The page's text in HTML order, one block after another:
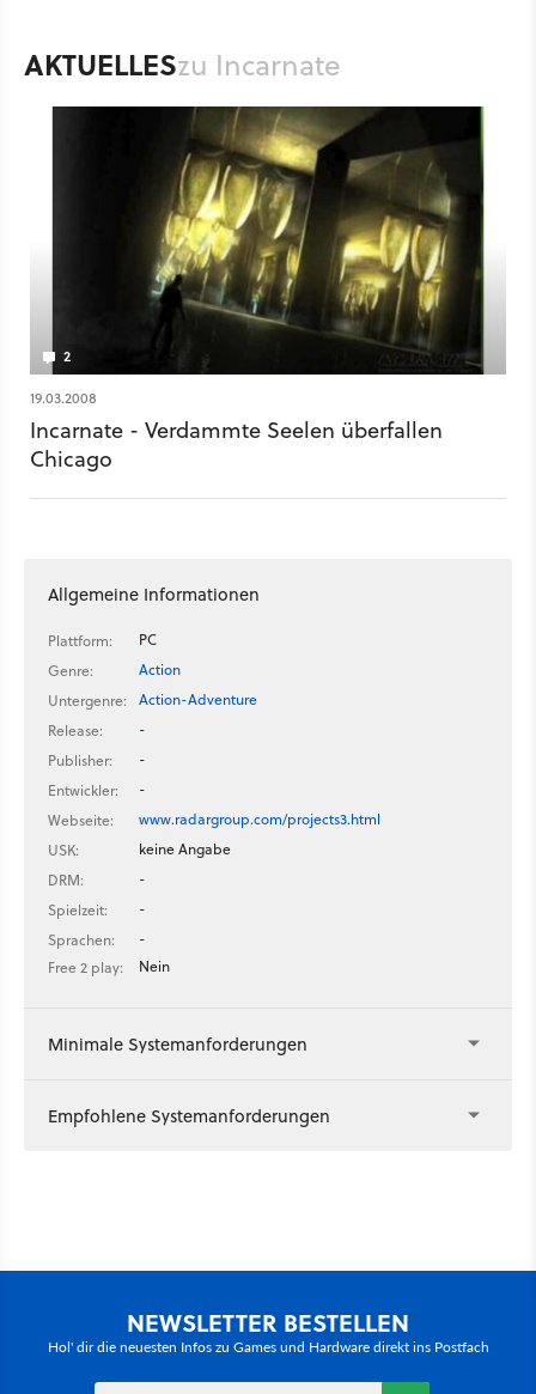
immer einfach sein.
Spiel PC Action Action-Adventure Incarnate
AKTUELLESzu Incarnate
2
19.03.2008
Incarnate - Verdammte Seelen überfallen
Chicago
Allgemeine Informationen
Plattform:
PC
Genre:
Action
Untergenre:
Action-Adventure
Release:
-
Publisher:
-
Entwickler:
-
Webseite:
www.radargroup.com/projects3.html
USK:
keine Angabe
DRM:
-
Spielzeit:
-
Sprachen:
-
Free 2 play:
Nein
Minimale Systemanforderungen
Empfohlene Systemanforderungen
NEWSLETTER BESTELLEN
Hol' dir die neuesten Infos zu Games und Hardware direkt ins Postfach